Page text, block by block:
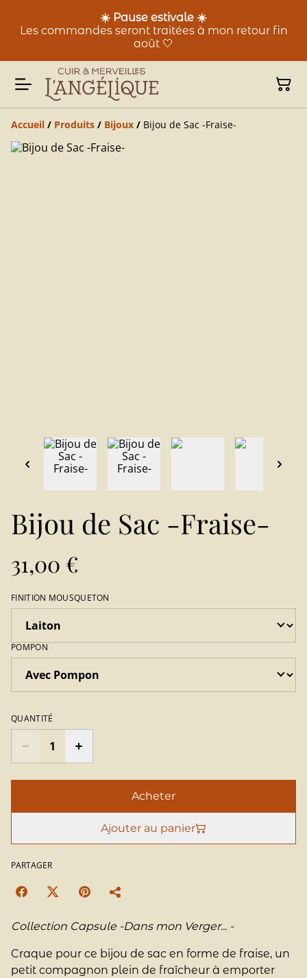
☀️ Pause estivale ☀️
Les commandes seront traitées à mon retour fin
août 🤍
Accueil / Produits / Bijoux / Bijou de Sac -Fraise-
Bijou de Sac -Fraise-
31,00 €
FINITION MOUSQUETON
POMPON
QUANTITÉ
Acheter
Ajouter au panier
PARTAGER
Collection Capsule -Dans mon Verger... -
Craque pour ce bijou de sac en forme de fraise, un
petit compagnon plein de fraîcheur à emporter